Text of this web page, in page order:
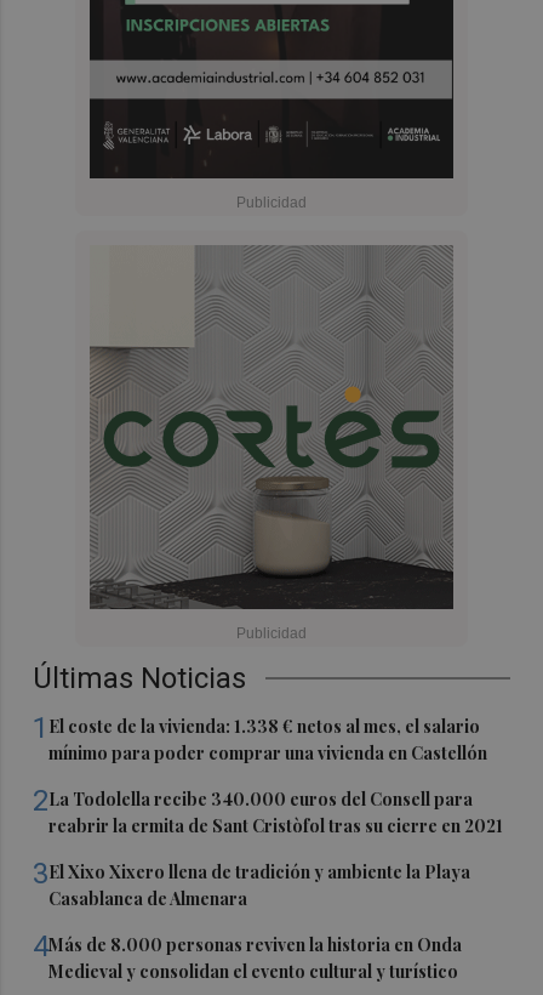
Últimas Noticias
1 El coste de la vivienda: 1.338 € netos al mes, el salario
mínimo para poder comprar una vivienda en Castellón
2La Todolella recibe 340.000 euros del Consell para
reabrir la ermita de Sant Cristòfol tras su cierre en 2021
3El Xixo Xixero llena de tradición y ambiente la Playa
Casablanca de Almenara
4Más de 8.000 personas reviven la historia en Onda
Medieval y consolidan el evento cultural y turístico